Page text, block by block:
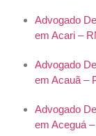
Advogado
em Acari –
Advogado
em Acauã –
Advogado
em Aceguá